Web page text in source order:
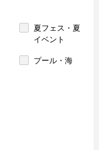
夏フェス・夏
イベント
プール・海